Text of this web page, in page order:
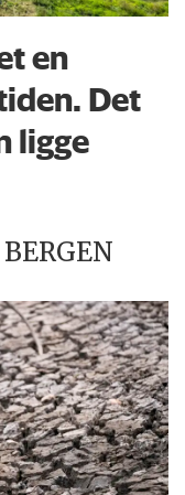
en
Det
ligge